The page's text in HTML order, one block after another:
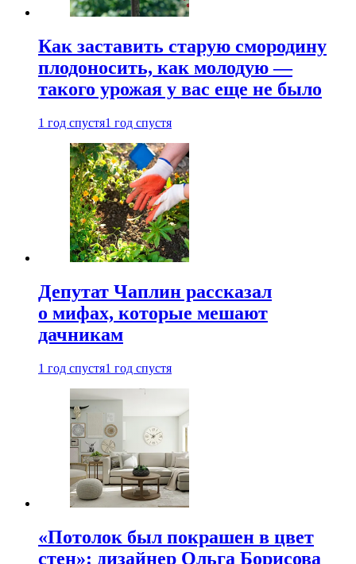
Как заставить старую смородину
плодоносить, как молодую —
такого урожая у вас еще не было
1 год спустя1 год спустя
Депутат Чаплин рассказал
о мифах, которые мешают
дачникам
1 год спустя1 год спустя
«Потолок был покрашен в цвет
стен»: дизайнер Ольга Борисова